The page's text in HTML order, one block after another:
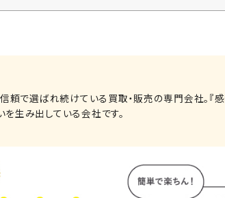
で選ばれ続けている買取・販売の専門会社。『感
生み出している会社です。